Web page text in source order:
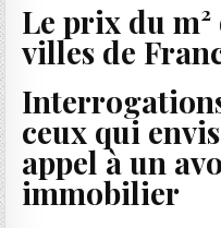
Le prix du
villes de
ceux qui
appel à un
immobilier